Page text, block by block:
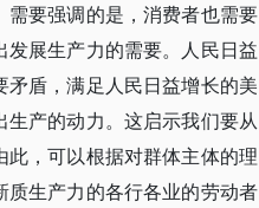
要强调的是，消费者也需要
展生产力的需要。人民日益
盾，满足人民日益增长的美
产的动力。这启示我们要从
，可以根据对群体主体的理
生产力的各行各业的劳动者